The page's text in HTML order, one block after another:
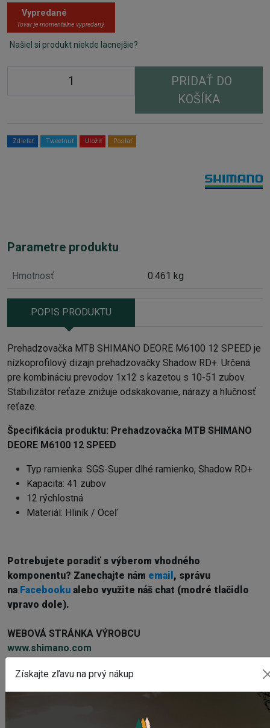
Vypredané
Tovar je momentálne vypredaný.
Našiel si produkt niekde lacnejšie?
PRIDAŤ DO
KOŠÍKA
Zdieľať Tweetnuť Uložiť Poslať
Parametre produktu
Hmotnosť 0.461 kg
POPIS PRODUKTU
Prehadzovačka MTB SHIMANO DEORE M6100 12 SPEED je
nízkoprofilový dizajn prehadzovačky Shadow RD+. Určená
pre kombináciu prevodov 1x12 s kazetou s 10-51 zubov.
Stabilizátor reťaze znižuje odskakovanie, nárazy a hlučnosť
reťaze.
Špecifikácia produktu: Prehadzovačka MTB SHIMANO
DEORE M6100 12 SPEED
Typ ramienka: SGS-Super dlhé ramienko, Shadow RD+
Kapacita: 41 zubov
12 rýchlostná
Materiál: Hliník / Oceľ
Potrebujete poradiť s výberom vhodného
komponentu? Zanechajte nám email , správu
na Facebooku alebo využite náš chat (modré tlačidlo
vpravo dole).
WEBOVÁ STRÁNKA VÝROBCU
www.shimano.com
Získajte zľavu na prvý nákup